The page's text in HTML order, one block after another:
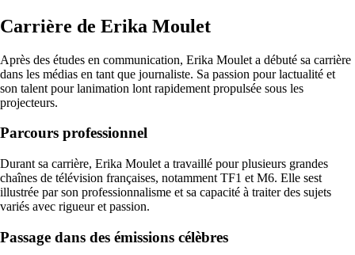
Carrière de Erika Moulet
Après des études en communication, Erika Moulet a débuté sa carrière
dans les médias en tant que journaliste. Sa passion pour lactualité et
son talent pour lanimation lont rapidement propulsée sous les
projecteurs.
Parcours professionnel
Durant sa carrière, Erika Moulet a travaillé pour plusieurs grandes
chaînes de télévision françaises, notamment TF1 et M6. Elle sest
illustrée par son professionnalisme et sa capacité à traiter des sujets
variés avec rigueur et passion.
Passage dans des émissions célèbres